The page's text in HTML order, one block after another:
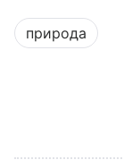
природа